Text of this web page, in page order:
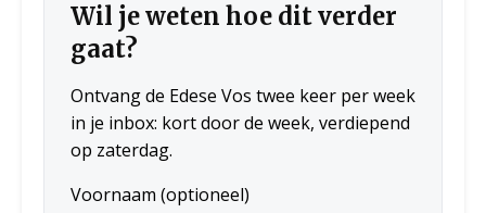
Wil je weten hoe dit verder
gaat?
Ontvang de Edese Vos twee keer per week
in je inbox: kort door de week, verdiepend
op zaterdag.
Voornaam (optioneel)